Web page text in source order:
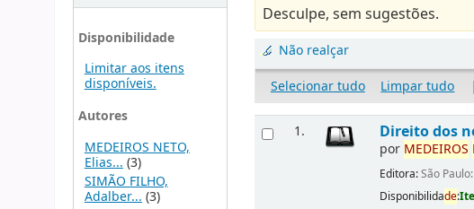
Disponibilidade
Limitar aos itens
disponíveis.
Autores
MEDEIROS NETO,
Elias... (3)
SIMÃO FILHO,
Adalber...(3)
Desculpe, sem sugestões.
Não realçar
Selecionar tudo
Limpar tudo |
1. Direito dos
por MEDEIROS
Editora:São
Disponibilidade: